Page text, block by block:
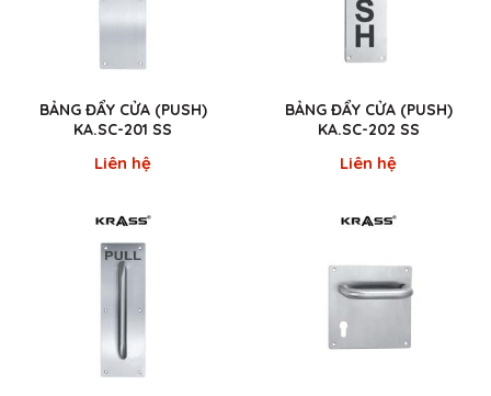
BẢNG ĐẨY CỬA (PUSH)
KA.SC-201 SS
Liên hệ
BẢNG ĐẨY CỬA (PUSH)
KA.SC-202 SS
Liên hệ